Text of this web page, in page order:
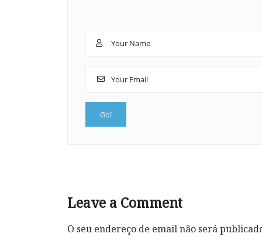
Leave a Comment
O seu endereço de email não será